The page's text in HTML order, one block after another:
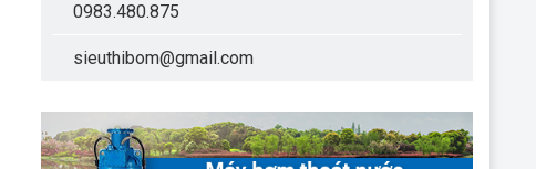
0983.480.875
sieuthibom@gmail.com